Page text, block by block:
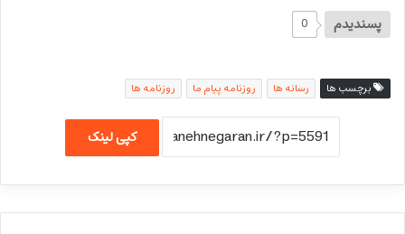
پسندیدم 0
برچسب ها رسانه ها روزنامه پیام ما روزنامه ها
کپی لینک